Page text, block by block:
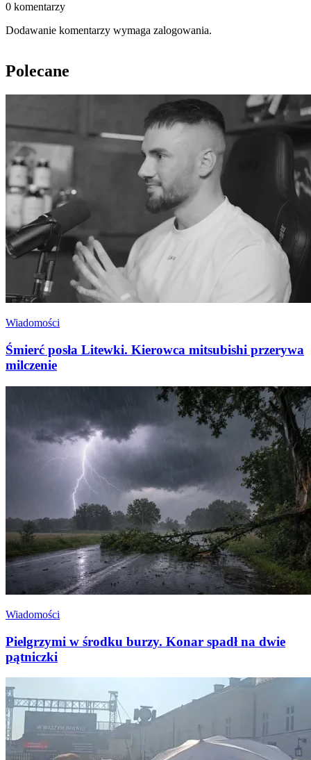
0 komentarzy
Dodawanie komentarzy wymaga zalogowania.
Polecane
Wiadomości
Śmierć posła Litewki. Kierowca mitsubishi przerywa
milczenie
Wiadomości
Pielgrzymi w środku burzy. Konar spadł na dwie
pątniczki